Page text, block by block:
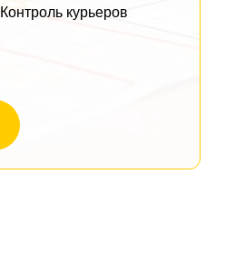
Контроль курьеров